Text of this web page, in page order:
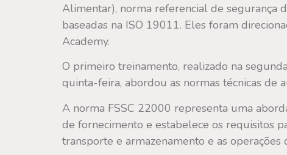
Alimentar), norma referencial de segurança
baseadas na ISO 19011. Eles foram
Academy.
O primeiro treinamento, realizado na
quinta-feira, abordou as normas técnicas de
A norma FSSC 22000 representa uma
de fornecimento e estabelece os requisitos
transporte e armazenamento e as operações